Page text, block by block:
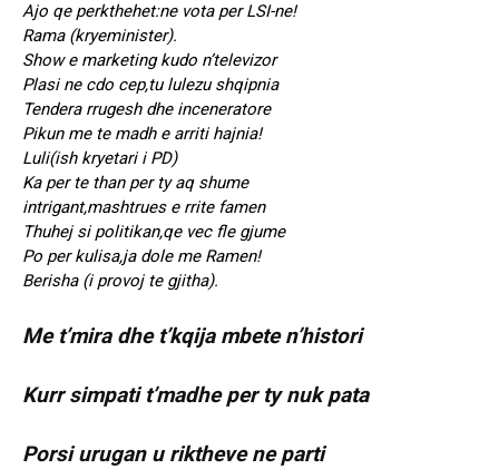
Ajo qe perkthehet:ne vota per LSI-ne!
Rama (kryeminister).
Show e marketing kudo n’televizor
Plasi ne cdo cep,tu lulezu shqipnia
Tendera rrugesh dhe inceneratore
Pikun me te madh e arriti hajnia!
Luli(ish kryetari i PD)
Ka per te than per ty aq shume
intrigant,mashtrues e rrite famen
Thuhej si politikan,qe vec fle gjume
Po per kulisa,ja dole me Ramen!
Berisha (i provoj te gjitha).
Me t’mira dhe t’kqija mbete n’histori
Kurr simpati t’madhe per ty nuk pata
Porsi urugan u riktheve ne parti